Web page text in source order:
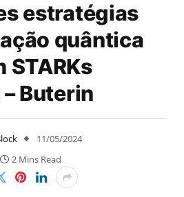
estratégias
quântica
STARKs
Buterin
11/05/2024
2 Mins Read